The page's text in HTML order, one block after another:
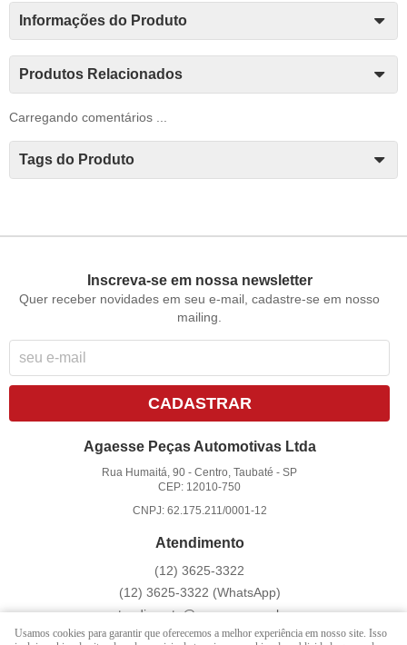
Informações do Produto
Produtos Relacionados
Carregando comentários ...
Tags do Produto
Inscreva-se em nossa newsletter
Quer receber novidades em seu e-mail, cadastre-se em nosso
mailing.
CADASTRAR
Agaesse Peças Automotivas Ltda
Rua Humaitá, 90 -Centro, Taubaté -SP
CEP: 12010-750
CNPJ: 62.175.211/0001-12
Atendimento
(12) 3625-3322
(12) 3625-3322 (WhatsApp)
atendimento@agaesse.com.br
Usamos cookies para garantir que oferecemos a melhor experiência em nosso site. Isso